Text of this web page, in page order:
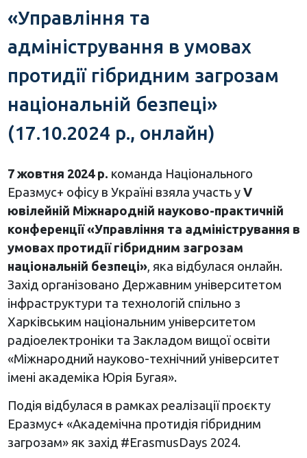
«Управління та
адміністрування в умовах
протидії гібридним загрозам
національній безпеці»
(17.10.2024 р., онлайн)
7 жовтня 2024 р. команда Національного
Еразмус+ офісу в Україні взяла участь у V
ювілейній Міжнародній науково-практичній
конференції «Управління та адміністрування в
умовах протидії гібридним загрозам
національній безпеці», яка відбулася онлайн.
Захід організовано Державним університетом
інфраструктури та технологій спільно з
Харківським національним університетом
радіоелектроніки та Закладом вищої освіти
«Міжнародний науково-технічний університет
імені академіка Юрія Бугая».
Подія відбулася в рамках реалізації проєкту
Еразмус+ «Академічна протидія гібридним
загрозам» як захід #ErasmusDays 2024.